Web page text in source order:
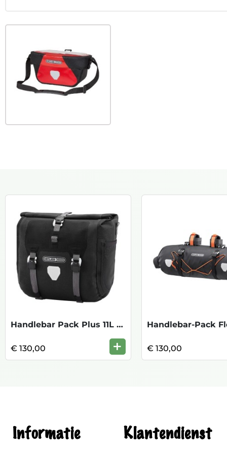
Handlebar Pack Plus 11L - Black
€ 130,00 + € 130,00
Informatie Klantendienst